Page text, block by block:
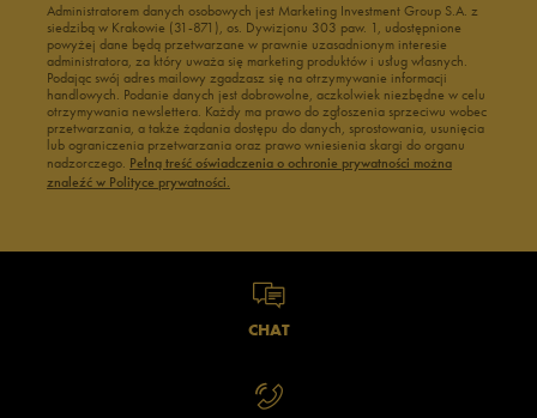
Administratorem danych osobowych jest Marketing Investment Group S.A. z
siedzibą w Krakowie (31-871), os. Dywizjonu 303 paw. 1, udostępnione
powyżej dane będą przetwarzane w prawnie uzasadnionym interesie
administratora, za który uważa się marketing produktów i usług własnych.
Podając swój adres mailowy zgadzasz się na otrzymywanie informacji
handlowych. Podanie danych jest dobrowolne, aczkolwiek niezbędne w celu
otrzymywania newslettera. Każdy ma prawo do zgłoszenia sprzeciwu wobec
przetwarzania, a także żądania dostępu do danych, sprostowania, usunięcia
lub ograniczenia przetwarzania oraz prawo wniesienia skargi do organu
nadzorczego. Pełną treść oświadczenia o ochronie prywatności można
znaleźć w Polityce prywatności.
CHAT